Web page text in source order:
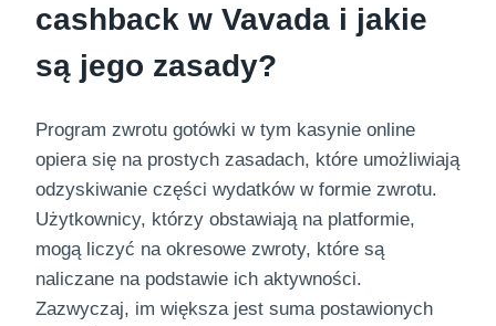
cashback w Vavada i jakie
są jego zasady?
Program zwrotu gotówki w tym kasynie online
opiera się na prostych zasadach, które umożliwiają
odzyskiwanie części wydatków w formie zwrotu.
Użytkownicy, którzy obstawiają na platformie,
mogą liczyć na okresowe zwroty, które są
naliczane na podstawie ich aktywności.
Zazwyczaj, im większa jest suma postawionych